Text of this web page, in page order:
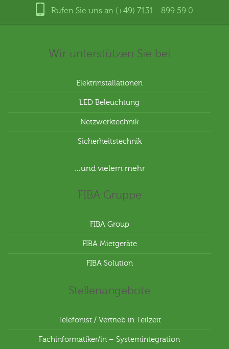
Rufen Sie uns an (+49) 7131 - 899 59 0
Wir unterstützen Sie bei
Elektrinstallationen
LED Beleuchtung
Netzwerktechnik
Sicherheitstechnik
…und vielem mehr
FIBA Gruppe
FIBA Group
FIBA Mietgeräte
FIBA Solution
Stellenangebote
Telefonist / Vertrieb in Teilzeit
Fachinformatiker/in – Systemintegration